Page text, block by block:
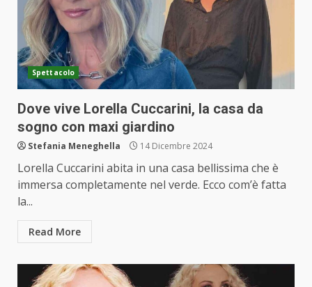
Spettacolo
Dove vive Lorella Cuccarini, la casa da
sogno con maxi giardino
Stefania Meneghella 14 Dicembre 2024
Lorella Cuccarini abita in una casa bellissima che è
immersa completamente nel verde. Ecco com’è fatta
la...
Read More